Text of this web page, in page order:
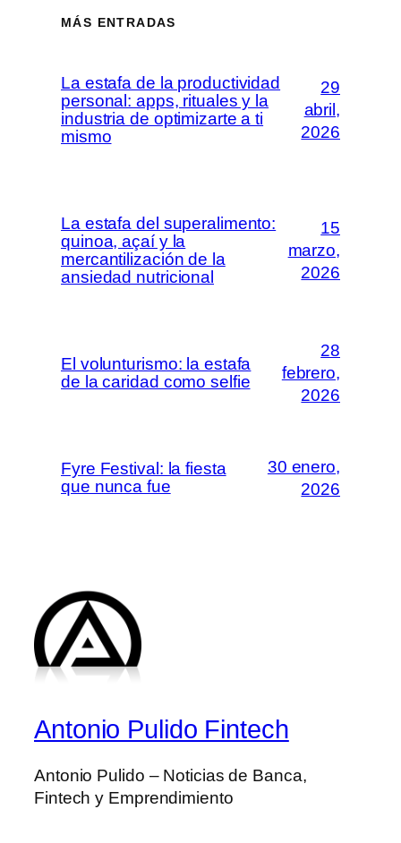
MÁS ENTRADAS
La estafa de la productividad
personal: apps, rituales y la
industria de optimizarte a ti
mismo
29
abril,
2026
La estafa del superalimento:
quinoa, açaí y la
mercantilización de la
ansiedad nutricional
15
marzo,
2026
El volunturismo: la estafa
de la caridad como selfie
28
febrero,
2026
Fyre Festival: la fiesta
que nunca fue
30 enero,
2026
Antonio Pulido Fintech
Antonio Pulido – Noticias de Banca,
Fintech y Emprendimiento